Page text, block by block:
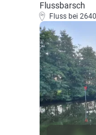
Flussbarsch
Fluss bei